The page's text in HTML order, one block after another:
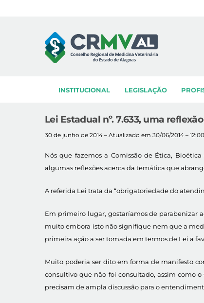
INSTITUCIONAL LEGISLAÇÃO
Lei Estadual nº. 7.633, uma
30 de junho de 2014 – Atualizado em 30/06/2014 –
Nós que fazemos a Comissão de Ética,
algumas reflexões acerca da temática que
A referida Lei trata da “obrigatoriedade do
Em primeiro lugar, gostaríamos de parabenizar
muito embora isto não signifique nem que a
primeira ação a ser tomada em termos de Lei a
Muito poderia ser dito em forma de manifesto
consultivo que não foi consultado, assim como
precisam de ampla discussão para o